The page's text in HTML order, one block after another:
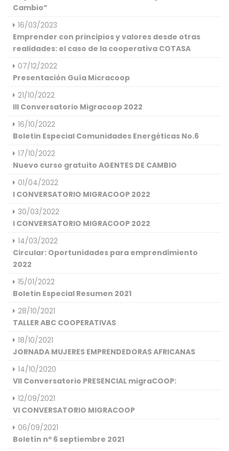
Cambio”
16/03/2023
Emprender con principios y valores desde otras
realidades: el caso de la cooperativa COTASA
07/12/2022
Presentación Guía Micracoop
21/10/2022
III Conversatorio Migracoop 2022
16/10/2022
Boletin Especial Comunidades Energéticas No.6
17/10/2022
Nuevo curso gratuito AGENTES DE CAMBIO
01/04/2022
I CONVERSATORIO MIGRACOOP 2022
30/03/2022
I CONVERSATORIO MIGRACOOP 2022
14/03/2022
Circular: Oportunidades para emprendimiento
2022
15/01/2022
Boletin Especial Resumen 2021
28/10/2021
TALLER ABC COOPERATIVAS
18/10/2021
JORNADA MUJERES EMPRENDEDORAS AFRICANAS
14/10/2020
VII Conversatorio PRESENCIAL migraCOOP:
12/09/2021
VI CONVERSATORIO MIGRACOOP
06/09/2021
Boletín nº 6 septiembre 2021